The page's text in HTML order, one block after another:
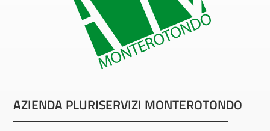
AZIENDA PLURISERVIZI MONTEROTONDO